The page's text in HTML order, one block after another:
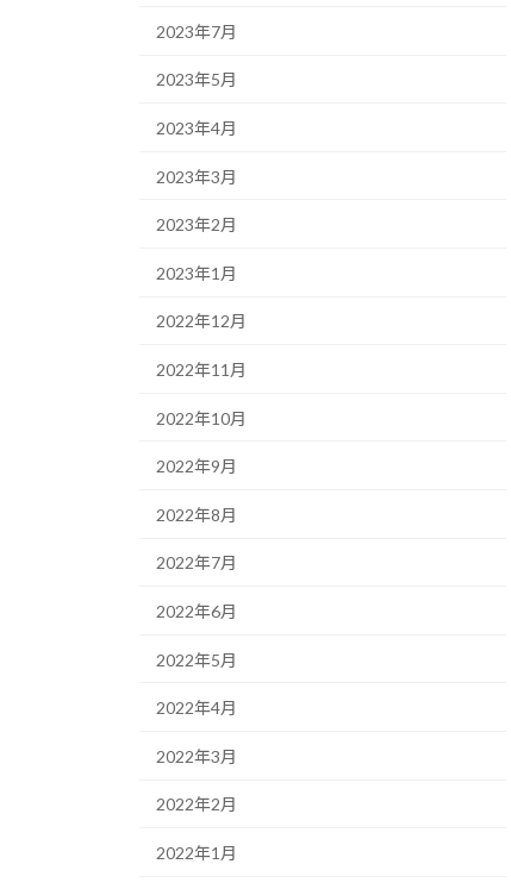
2023年7月
2023年5月
2023年4月
2023年3月
2023年2月
2023年1月
2022年12月
2022年11月
2022年10月
2022年9月
2022年8月
2022年7月
2022年6月
2022年5月
2022年4月
2022年3月
2022年2月
2022年1月